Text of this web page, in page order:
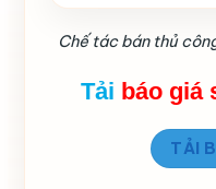
Chế tác bán thủ
Tải báo giá
TẢI